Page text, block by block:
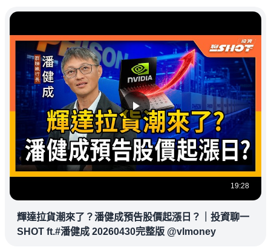
19:28
輝達拉貨潮來了？潘健成預告股價起漲日？｜投資聊一
SHOT ft.#潘健成 20260430完整版 @vlmoney